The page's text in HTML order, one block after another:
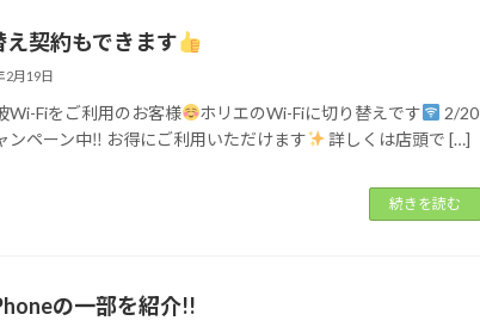
え契約もできます
2月19日
Wi-Fiをご利用のお客様 ホリエのWi-Fiに切り替えです
2/20
ンペーン中‼︎ お得にご利用いただけます
詳しくは店頭で […]
続きを読む
の一部を紹介!!